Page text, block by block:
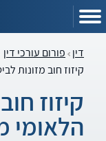
דין פורום עורכי דין
קיזוז חוב מזונות
קיזוז
הלאומי